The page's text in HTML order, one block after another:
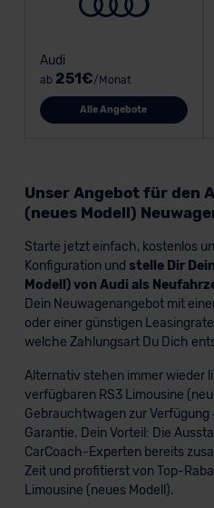
Audi
ab 251€/Monat
Alle Angebote
Unser Angebot für den
(neues Modell)
Starte jetzt einfach, kostenlos
Konfiguration und stelle Dir
Modell) von Audi als
Dein Neuwagenangebot mit
oder einer günstigen
welche Zahlungsart Du Dich
Alternativ stehen immer wieder
verfügbaren RS3 Limousine
Gebrauchtwagen zur
Garantie. Dein Vorteil: Die
CarCoach-Experten bereits
Zeit und profitierst von Top-
Limousine (neues Modell).